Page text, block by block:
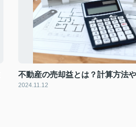
不動産の売却益とは？計算方法
2024.11.12